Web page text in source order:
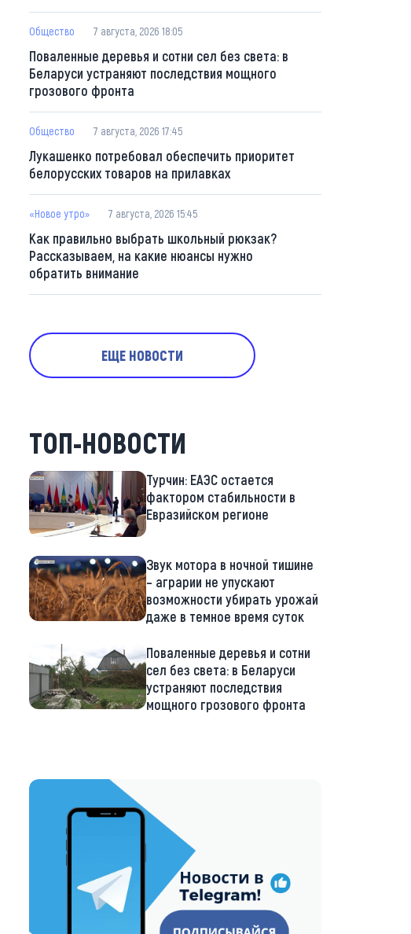
Общество 7 августа, 2026 18:05
Поваленные деревья и сотни сел без света: в
Беларуси устраняют последствия мощного
грозового фронта
Общество 7 августа, 2026 17:45
Лукашенко потребовал обеспечить приоритет
белорусских товаров на прилавках
«Новое утро» 7 августа, 2026 15:45
Как правильно выбрать школьный рюкзак?
Рассказываем, на какие нюансы нужно
обратить внимание
ЕЩЕ НОВОСТИ
ТОП-НОВОСТИ
Турчин: ЕАЭС остается
фактором стабильности в
Евразийском регионе
Звук мотора в ночной тишине
– аграрии не упускают
возможности убирать урожай
даже в темное время суток
Поваленные деревья и сотни
сел без света: в Беларуси
устраняют последствия
мощного грозового фронта
https://t.me/minskctvby